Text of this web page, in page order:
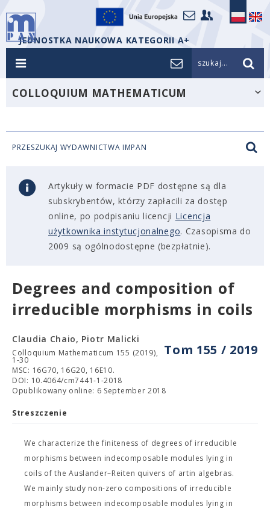
JEDNOSTKA NAUKOWA KATEGORII A+
szukaj...
COLLOQUIUM MATHEMATICUM
PRZESZUKAJ WYDAWNICTWA IMPAN
Artykuły w formacie PDF dostępne są dla
subskrybentów, którzy zapłacili za dostęp
online, po podpisaniu licencji Licencja
użytkownika instytucjonalnego. Czasopisma do
2009 są ogólnodostępne (bezpłatnie).
Degrees and composition of
irreducible morphisms in coils
Tom 155 / 2019
Claudia Chaio, Piotr Malicki
Colloquium Mathematicum 155 (2019),
1-30
MSC: 16G70, 16G20, 16E10.
DOI: 10.4064/cm7441-1-2018
Opublikowany online: 6 September 2018
Streszczenie
We characterize the finiteness of degrees of irreducible
morphisms between indecomposable modules lying in
coils of the Auslander–Reiten quivers of artin algebras.
We mainly study non-zero compositions of irreducible
morphisms between indecomposable modules lying in